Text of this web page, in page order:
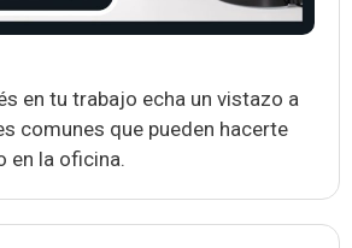
en tu trabajo echa un vistazo a
comunes que pueden hacerte
en la oficina.